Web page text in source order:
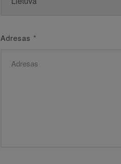
Adresas *